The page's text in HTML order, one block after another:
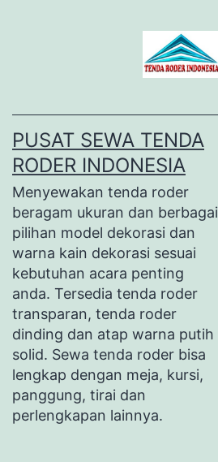
PUSAT SEWA TENDA
RODER INDONESIA
Menyewakan tenda roder
beragam ukuran dan berbagai
pilihan model dekorasi dan
warna kain dekorasi sesuai
kebutuhan acara penting
anda. Tersedia tenda roder
transparan, tenda roder
dinding dan atap warna putih
solid. Sewa tenda roder bisa
lengkap dengan meja, kursi,
panggung, tirai dan
perlengkapan lainnya.